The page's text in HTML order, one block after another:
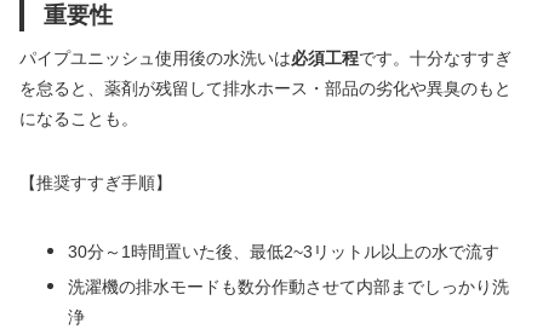
重要性
パイプユニッシュ使用後の水洗いは必須工程です。十分なすすぎ
を怠ると、薬剤が残留して排水ホース・部品の劣化や異臭のもと
になることも。
【推奨すすぎ手順】
30分～1時間置いた後、最低2~3リットル以上の水で流す
洗濯機の排水モードも数分作動させて内部までしっかり洗
浄